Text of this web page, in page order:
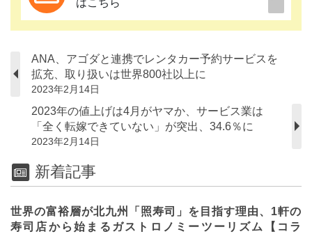
ANA、アゴダと連携でレンタカー予約サービスを
拡充、取り扱いは世界800社以上に
2023年2月14日
2023年の値上げは4月がヤマか、サービス業は
「全く転嫁できていない」が突出、34.6％に
2023年2月14日
新着記事
世界の富裕層が北九州「照寿司」を目指す理由、1軒の
寿司店から始まるガストロノミーツーリズム【コラ